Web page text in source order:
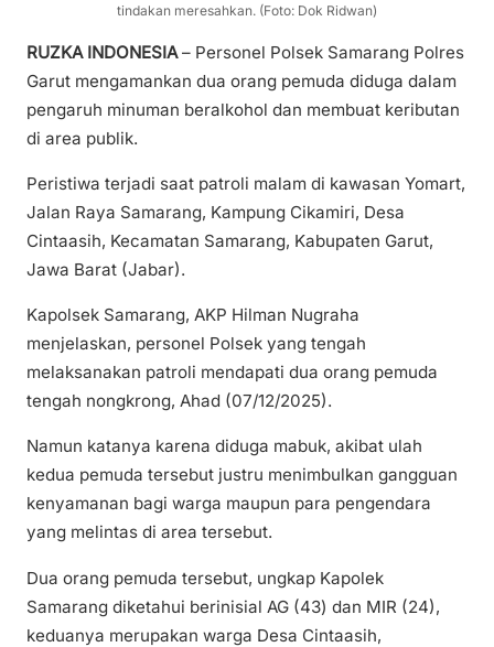
tindakan meresahkan. (Foto: Dok Ridwan)
RUZKA INDONESIA– Personel Polsek Samarang Polres
Garut mengamankan dua orang pemuda diduga dalam
pengaruh minuman beralkohol dan membuat keributan
di area publik.
Peristiwa terjadi saat patroli malam di kawasan Yomart,
Jalan Raya Samarang, Kampung Cikamiri, Desa
Cintaasih, Kecamatan Samarang, Kabupaten Garut,
Jawa Barat (Jabar).
Kapolsek Samarang, AKP Hilman Nugraha
menjelaskan, personel Polsek yang tengah
melaksanakan patroli mendapati dua orang pemuda
tengah nongkrong, Ahad (07/12/2025).
Namun katanya karena diduga mabuk, akibat ulah
kedua pemuda tersebut justru menimbulkan gangguan
kenyamanan bagi warga maupun para pengendara
yang melintas di area tersebut.
Dua orang pemuda tersebut, ungkap Kapolek
Samarang diketahui berinisial AG (43) dan MIR (24),
keduanya merupakan warga Desa Cintaasih,